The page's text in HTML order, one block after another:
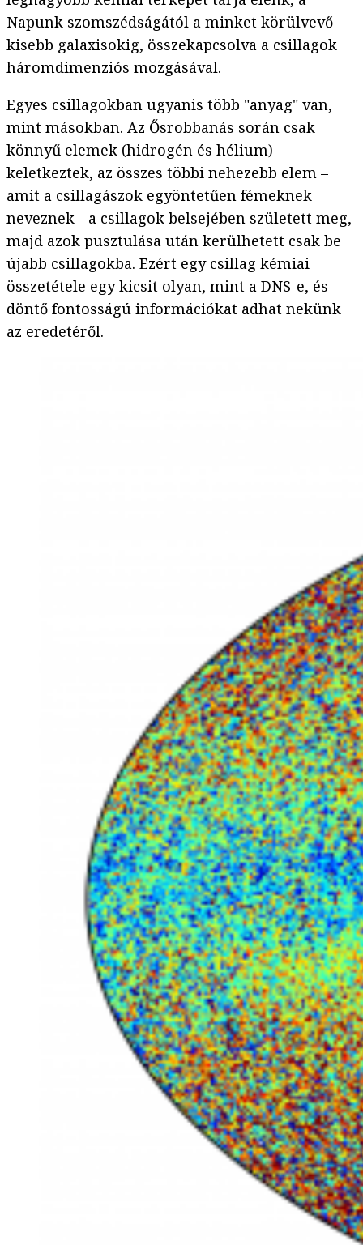
Napunk szomszédságától a minket körülvevő
kisebb galaxisokig, összekapcsolva a csillagok
háromdimenziós mozgásával.
Egyes csillagokban ugyanis több "anyag" van,
mint másokban. Az Ősrobbanás során csak
könnyű elemek (hidrogén és hélium)
keletkeztek, az összes többi nehezebb elem –
amit a csillagászok egyöntetűen fémeknek
neveznek - a csillagok belsejében született meg,
majd azok pusztulása után kerülhetett csak be
újabb csillagokba. Ezért egy csillag kémiai
összetétele egy kicsit olyan, mint a DNS-e, és
döntő fontosságú információkat adhat nekünk
az eredetéről.